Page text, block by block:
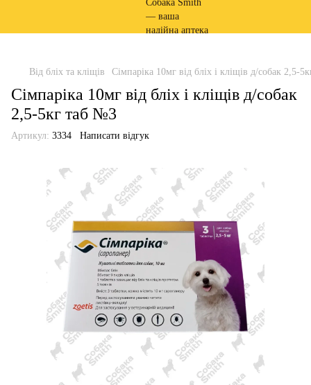
Від бліх та кліщів Сімпаріка 10мг від бліх і кліщів д/собак 2,5-
Сімпаріка 10мг від бліх і кліщів д/собак
2,5-5кг таб №3
Артикул: 3334 Написати відгук